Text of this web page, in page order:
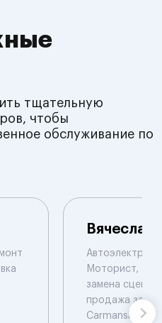
тщательную
чтобы
обслуживание по
Вячеслав
Автоэлектрик
Моторист,
замена
продажа
Carmanskan